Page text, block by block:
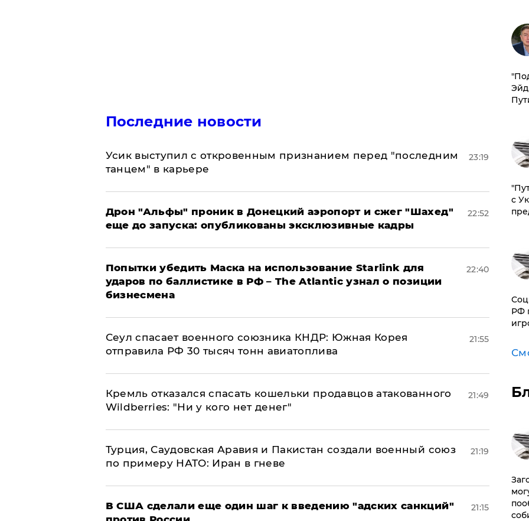
Последние новости
Усик выступил с откровенным признанием перед "последним
танцем" в карьере
23:19
Дрон "Альфы" проник в Донецкий аэропорт и сжег "Шахед"
еще до запуска: опубликованы эксклюзивные кадры
22:52
Попытки убедить Маска на использование Starlink для
ударов по баллистике в РФ – The Atlantic узнал о позиции
бизнесмена
22:40
​Сеул спасает военного союзника КНДР: Южная Корея
отправила РФ 30 тысяч тонн авиатоплива
21:55
Кремль отказался спасать кошельки продавцов атакованного
Wildberries: "Ни у кого нет денег"
21:49
Турция, Саудовская Аравия и Пакистан создали военный союз
по примеру НАТО: Иран в гневе
21:19
В США сделали еще один шаг к введению "адских санкций"
21:15
с
РФ